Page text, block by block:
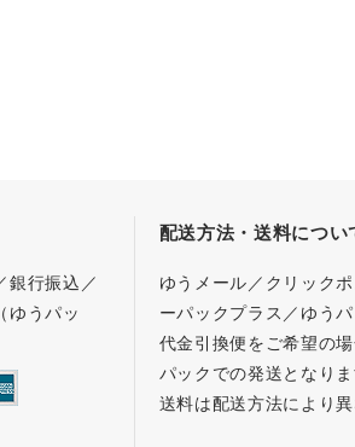
銀行振込／
ゆうパッ
配送方法・送料につい
ゆうメール／クリック
ーパックプラス／ゆう
代金引換便をご希望の
パックでの発送となりま
送料は配送方法により異